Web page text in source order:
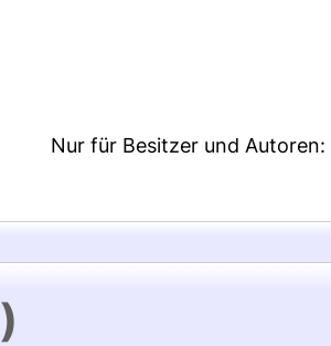
Nur für Besitzer und Autoren: